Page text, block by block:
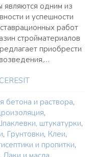
являются одним из
и успешности
работ
стройматериалов
приобрести
CERESIT
бетона и раствора,
,
штукатурки,
, Грунтовки, Клеи,
и пропитки,